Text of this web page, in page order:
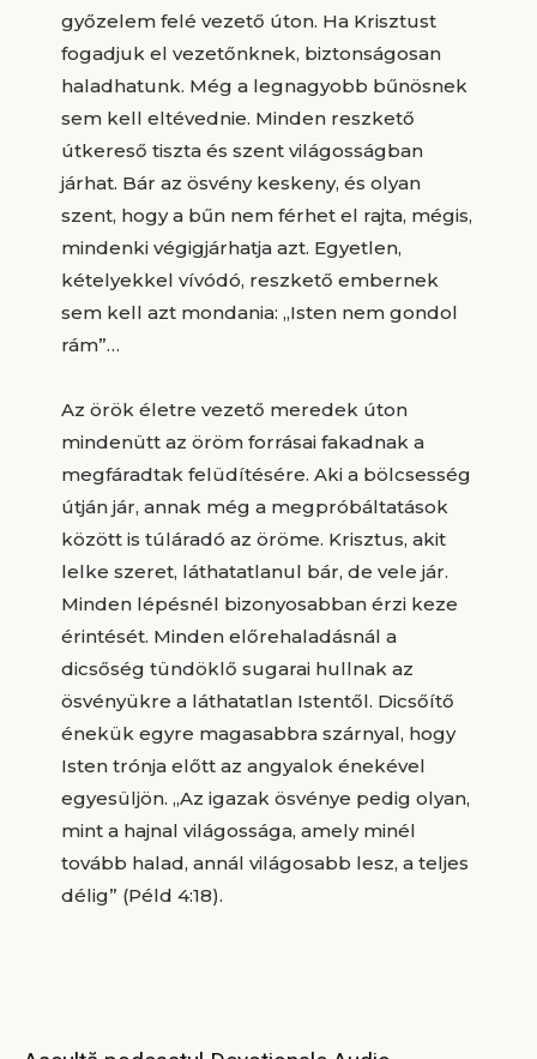
győzelem felé vezető úton. Ha Krisztust
fogadjuk el vezetőnknek, biztonságosan
haladhatunk. Még a legnagyobb bűnösnek
sem kell eltévednie. Minden reszkető
útkereső tiszta és szent világosságban
járhat. Bár az ösvény keskeny, és olyan
szent, hogy a bűn nem férhet el rajta, mégis,
mindenki végigjárhatja azt. Egyetlen,
kételyekkel vívódó, reszkető embernek
sem kell azt mondania: „Isten nem gondol
rám”…
Az örök életre vezető meredek úton
mindenütt az öröm forrásai fakadnak a
megfáradtak felüdítésére. Aki a bölcsesség
útján jár, annak még a megpróbáltatások
között is túláradó az öröme. Krisztus, akit
lelke szeret, láthatatlanul bár, de vele jár.
Minden lépésnél bizonyosabban érzi keze
érintését. Minden előrehaladásnál a
dicsőség tündöklő sugarai hullnak az
ösvényükre a láthatatlan Istentől. Dicsőítő
énekük egyre magasabbra szárnyal, hogy
Isten trónja előtt az angyalok énekével
egyesüljön. „Az igazak ösvénye pedig olyan,
mint a hajnal világossága, amely minél
tovább halad, annál világosabb lesz, a teljes
délig” (Péld 4:18).